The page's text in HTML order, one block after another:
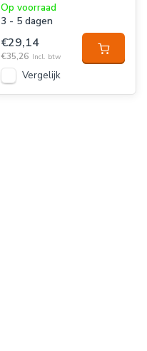
Op voorraad
3 - 5 dagen
€29,14
€35,26 Incl. btw
Vergelijk